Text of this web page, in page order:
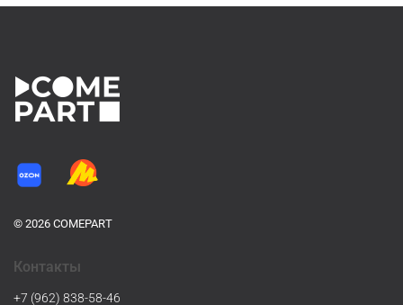
© 2026 COMEPART
Контакты
+7 (962) 838-58-46